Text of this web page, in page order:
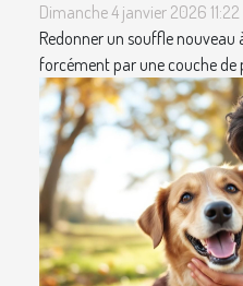
Dimanche 4 janvier 2026 11:22
Redonner un souffle nouveau
forcément par une couche de